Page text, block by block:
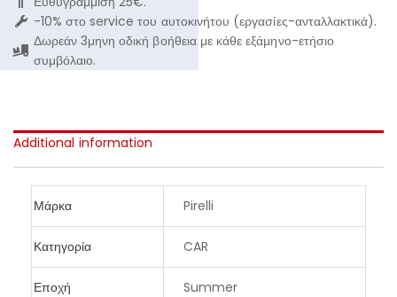
-10% στο service του αυτοκινήτου (εργασίες-ανταλλακτικά).
Δωρεάν 3μηνη οδική βοήθεια με κάθε εξάμηνο-ετήσιο
συμβόλαιο.
Additional information
Μάρκα Pirelli
Κατηγορία CAR
Εποχή Summer